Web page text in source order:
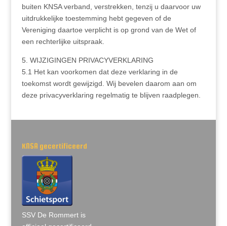
buiten KNSA verband, verstrekken, tenzij u daarvoor uw
uitdrukkelijke toestemming hebt gegeven of de
Vereniging daartoe verplicht is op grond van de Wet of
een rechterlijke uitspraak.
5. WIJZIGINGEN PRIVACYVERKLARING
5.1 Het kan voorkomen dat deze verklaring in de
toekomst wordt gewijzigd. Wij bevelen daarom aan om
deze privacyverklaring regelmatig te blijven raadplegen.
KNSA gecertificeerd
SSV De Rommert is